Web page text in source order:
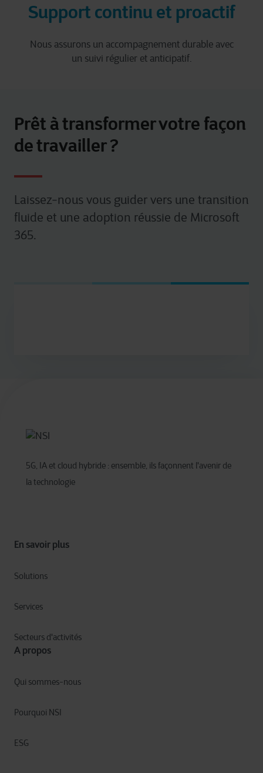
Support continu et proactif
Nous assurons un accompagnement durable avec
un suivi régulier et anticipatif.
Prêt à transformer votre façon
de travailler ?
Laissez-nous vous guider vers une transition
fluide et une adoption réussie de Microsoft
365.
5G, IA et cloud hybride : ensemble, ils façonnent l'avenir de
la technologie
En savoir plus
Solutions
Services
Secteurs d'activités
A propos
Qui sommes-nous
Pourquoi NSI
ESG